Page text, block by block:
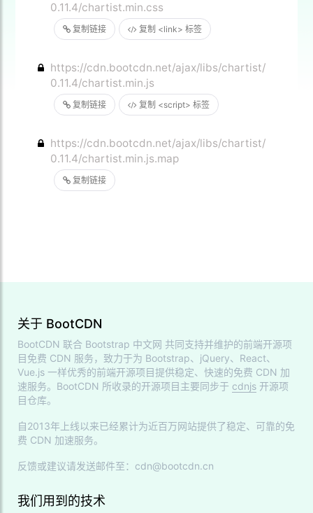
复制链接 复制 <link> 标签
0.11.4/chartist.min.css
复制链接 复制 <script> 标签
https://cdn.bootcdn.net/ajax/libs/chartist/
0.11.4/chartist.min.js
复制链接
https://cdn.bootcdn.net/ajax/libs/chartist/
0.11.4/chartist.min.js.map
关于 BootCDN
BootCDN 联合 Bootstrap 中文网 共同支持并维护的前端开源项
目免费 CDN 服务，致力于为 Bootstrap、jQuery、React、
Vue.js 一样优秀的前端开源项目提供稳定、快速的免费 CDN 加
速服务。BootCDN 所收录的开源项目主要同步于 cdnjs 开源项
目仓库。
自2013年上线以来已经累计为近百万网站提供了稳定、可靠的免
费 CDN 加速服务。
反馈或建议请发送邮件至：cdn@bootcdn.cn
我们用到的技术